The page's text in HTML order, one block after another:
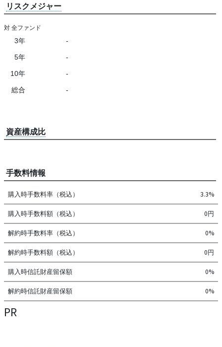
リスクメジャー
対 全ファンド
3年 -
5年 -
10年 -
総合 -
資産構成比
手数料情報
購入時手数料率（税込） 3.3%
購入時手数料額（税込） 0円
解約時手数料率（税込） 0%
解約時手数料額（税込） 0円
購入時信託財産留保額 0%
解約時信託財産留保額 0%
PR